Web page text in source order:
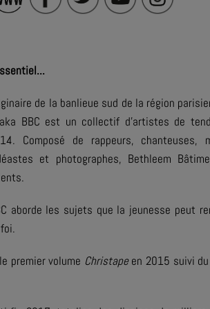
de la banlieue sud de la région
BBC est un collectif d’artistes de
Composé de rappeurs, chanteuses,
et photographes, Bethleem
aborde les sujets que la jeunesse peut
premier volume Christapeen 2015 suivi du